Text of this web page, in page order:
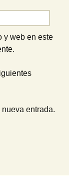
y web en este
entrada.